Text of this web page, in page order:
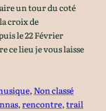
un tour du coté
croix de
le 22 Février
ce lieu je vous laisse
, Non classé
, rencontre, trail